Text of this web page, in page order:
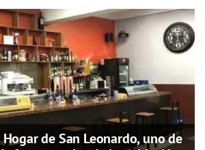
de San Leonardo, uno de